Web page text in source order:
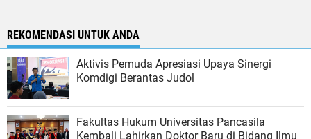
REKOMENDASI UNTUK ANDA
Aktivis Pemuda Apresiasi Upaya Sinergi
Komdigi Berantas Judol
Fakultas Hukum Universitas Pancasila
Kembali Lahirkan Doktor Baru di Bidang Ilmu